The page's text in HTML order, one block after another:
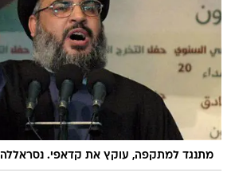
מתנגד למתקפה, עוקץ את קדאפי. נסראללה